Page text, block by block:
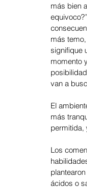
Mayo 24:
Marzo 24: Salud
más bien
más
signifique
momento
van a
El
más
permitida,
Los
ácidos o